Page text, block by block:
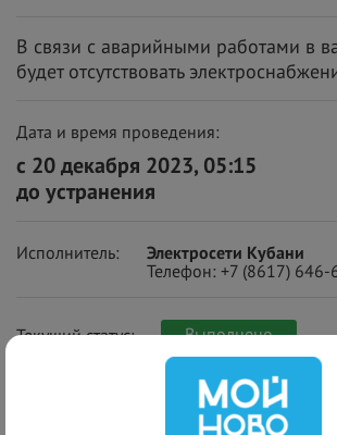
В связи с аварийными работами в
будет отсутствовать
Дата и время проведения:
с 20 декабря 2023, 05:15
до устранения
Исполнитель:
Электросети Кубани
Телефон: +7 (8617) 646-
Текущий статус: Выполнено